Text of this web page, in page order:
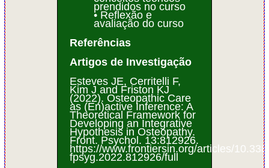
prendidos no curso
• Reflexão e
avaliação do curso
Referências
Artigos de Investigação
Esteves JE, Cerritelli F,
Kim J and Friston KJ
(2022). Osteopathic Care
as (En)active Inference: A
Theoretical Framework for
Developing an Integrative
Hypothesis in Osteopathy.
Front. Psychol. 13:812926.
https://www.frontiersin.org/articles/
fpsyg.2022.812926/full